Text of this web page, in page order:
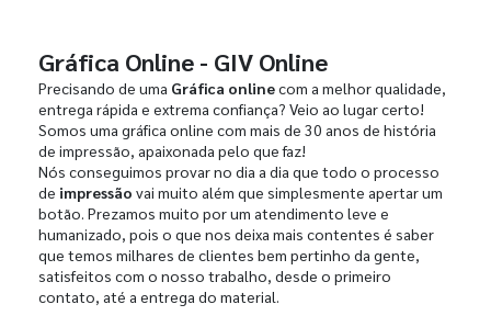
Gráfica Online - GIV Online
Precisando de uma Gráfica onlinecom a melhor qualidade,
entrega rápida e extrema confiança? Veio ao lugar certo!
Somos uma gráfica online com mais de 30 anos de história
de impressão, apaixonada pelo que faz!
Nós conseguimos provar no dia a dia que todo o processo
de impressão vai muito além que simplesmente apertar um
botão. Prezamos muito por um atendimento leve e
humanizado, pois o que nos deixa mais contentes é saber
que temos milhares de clientes bem pertinho da gente,
satisfeitos com o nosso trabalho, desde o primeiro
contato, até a entrega do material.